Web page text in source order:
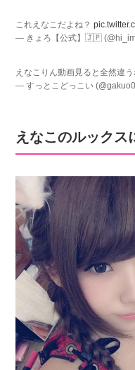
これえなこだよね？
— きょろ【公式】🇯🇵
えなこりん動画見ると全然違
— すっとこどっこい
えなこのルックス